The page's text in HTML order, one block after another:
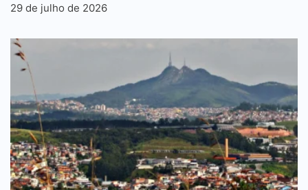
29 de julho de 2026